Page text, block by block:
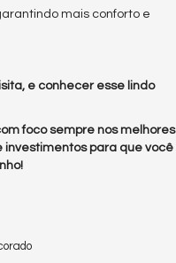
mais conforto e
e conhecer esse lindo
foco sempre nos melhores
investimentos para que você